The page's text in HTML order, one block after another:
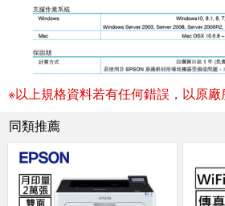
※以上規格資料若有任何錯誤，以原廠
同類推薦